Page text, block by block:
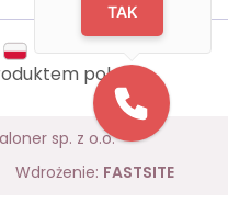
polskim.
sp. z o.o.
Wdrożenie: FASTSITE
TAK